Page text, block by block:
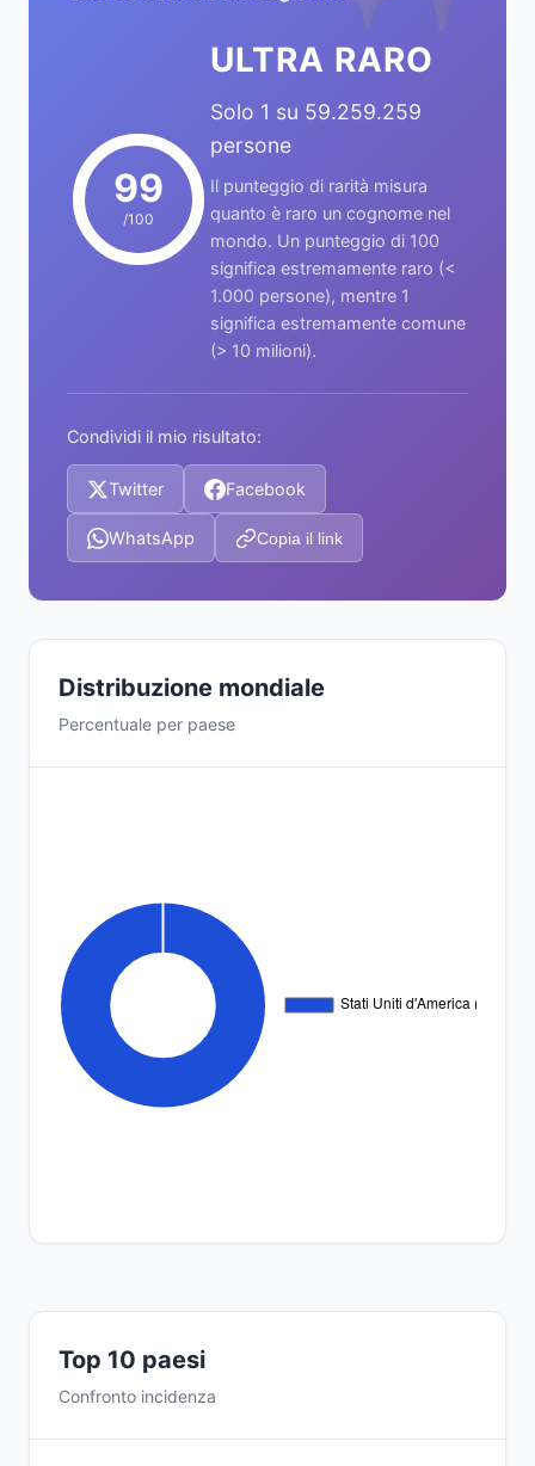
99
/100
ULTRA RARO
Solo 1 su 59.259.259
persone
Il punteggio di rarità misura
quanto è raro un cognome nel
mondo. Un punteggio di 100
significa estremamente raro (<
1.000 persone), mentre 1
significa estremamente comune
(> 10 milioni).
Condividi il mio risultato:
Twitter Facebook
WhatsApp Copia il link
Distribuzione mondiale
Percentuale per paese
Top 10 paesi
Confronto incidenza